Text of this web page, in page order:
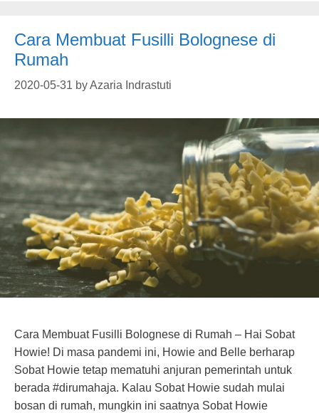
Cara Membuat Fusilli Bolognese di
Rumah
2020-05-31 byAzaria Indrastuti
Cara Membuat Fusilli Bolognese di Rumah – Hai Sobat
Howie! Di masa pandemi ini, Howie and Belle berharap
Sobat Howie tetap mematuhi anjuran pemerintah untuk
berada #dirumahaja. Kalau Sobat Howie sudah mulai
bosan di rumah, mungkin ini saatnya Sobat Howie